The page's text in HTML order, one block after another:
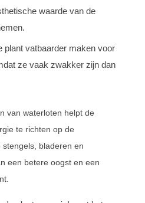
waarde van de
plant vatbaarder maken voor
ze vaak zwakker zijn dan
van waterloten helpt de
te richten op de
bladeren en
een betere oogst en een